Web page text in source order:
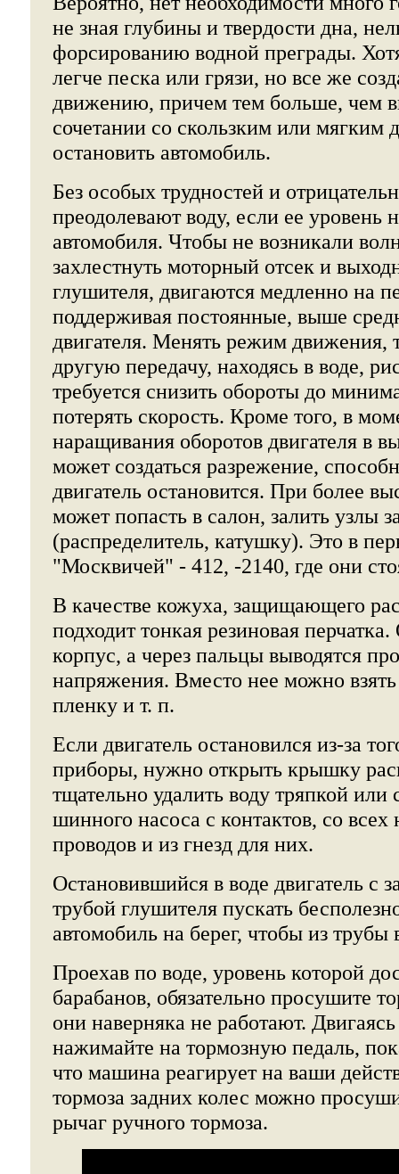
не зная глубины и твердости дна,
форсированию водной преграды.
легче песка или грязи, но все же
движению, причем тем больше, чем
сочетании со скользким или мягким
остановить автомобиль.
Без особых трудностей и
преодолевают воду, если ее
автомобиля. Чтобы не возникали
захлестнуть моторный отсек и
глушителя, двигаются медленно на
поддерживая постоянные, выше
двигателя. Менять режим движения,
другую передачу, находясь в воде,
требуется снизить обороты до
потерять скорость. Кроме того, в
наращивания оборотов двигателя в
может создаться разрежение,
двигатель остановится. При более
может попасть в салон, залить узлы
(распределитель, катушку). Это в
"Москвичей" - 412, -2140, где они
В качестве кожуха, защищающего
подходит тонкая резиновая
корпус, а через пальцы выводятся
напряжения. Вместо нее можно
пленку и т. п.
Если двигатель остановился из-за
приборы, нужно открыть крышку
тщательно удалить воду тряпкой или
шинного насоса с контактов, со всех
проводов и из гнезд для них.
Остановившийся в воде двигатель с
трубой глушителя пускать
автомобиль на берег, чтобы из трубы
Проехав по воде, уровень которой
барабанов, обязательно просушите
они наверняка не работают.
нажимайте на тормозную педаль,
что машина реагирует на ваши
тормоза задних колес можно
рычаг ручного тормоза.